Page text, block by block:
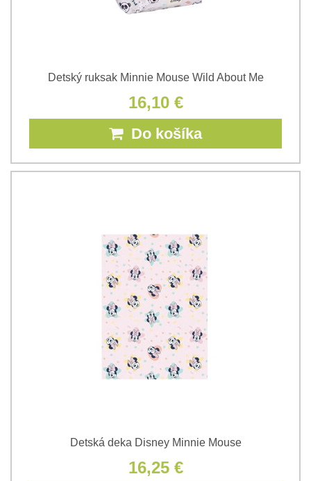
Detský ruksak Minnie Mouse Wild About Me
16,10 €
Do košíka
Detská deka Disney Minnie Mouse
16,25 €